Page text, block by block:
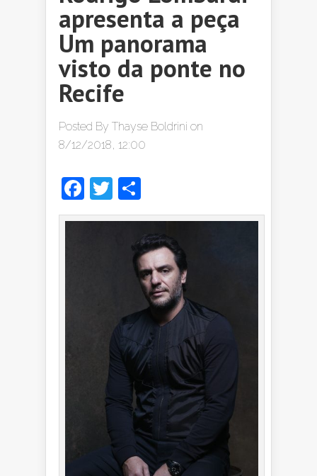
apresenta a peça
Um panorama
visto da ponte no
Recife
Posted By Thayse Boldrini on
8/12/2018, 12:00
Facebook
Twitter